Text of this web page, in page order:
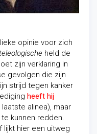
opinie voor zich
held de
zijn verklaring in
gevolgen die zijn
strijd tegen kanker
heeft hij
laatste alinea), maar
kunnen redden.
hier een uitweg